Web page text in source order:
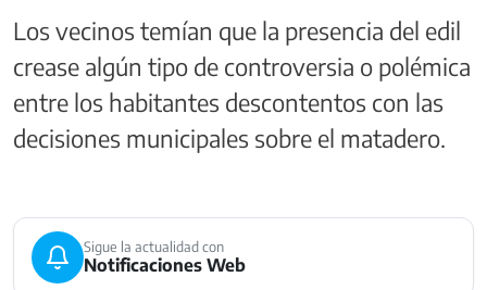
Los vecinos temían que la presencia del edil
crease algún tipo de controversia o polémica
entre los habitantes descontentos con las
decisiones municipales sobre el matadero.
Sigue la actualidad con
Notificaciones Web